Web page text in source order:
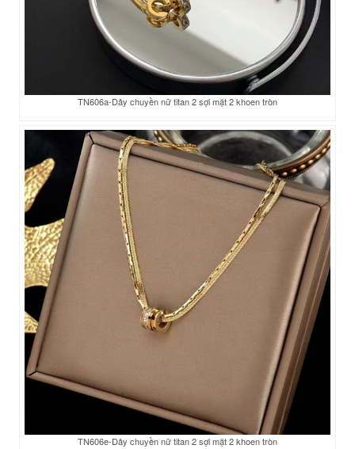
TN606a-Dây chuyền nữ titan 2 sợi mặt 2 khoen tròn
TN606e-Dây chuyền nữ titan 2 sợi mặt 2 khoen tròn